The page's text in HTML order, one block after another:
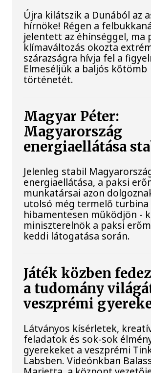
Újra kilátszik a Dunából az
hírnöke! Régen a
jelentett az éhínséggel, ma
klímaváltozás okozta
szárazságra hívja fel a
Elmeséljük a baljós kőtömb
történetét.
Magyar Péter:
Magyarország
energiaellátása
Jelenleg stabil
energiaellátása, a paksi
munkatársai azon
utolsó még termelő turbina
hibamentesen működjön -
miniszterelnök a paksi
keddi látogatása során.
Játék közben
a tudomány
veszprémi
Látványos kísérletek,
feladatok és sok-sok
gyerekeket a veszprémi
Labsben. Videónkban